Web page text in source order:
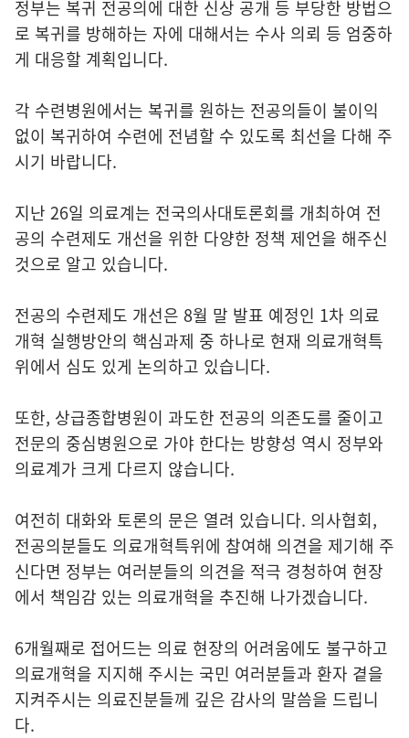
정부는 복귀 전공의에 대한 신상 공개 등 부당한 방법으
로 복귀를 방해하는 자에 대해서는 수사 의뢰 등 엄중하
게 대응할 계획입니다.
각 수련병원에서는 복귀를 원하는 전공의들이 불이익
없이 복귀하여 수련에 전념할 수 있도록 최선을 다해 주
시기 바랍니다.
지난 26일 의료계는 전국의사대토론회를 개최하여 전
공의 수련제도 개선을 위한 다양한 정책 제언을 해주신
것으로 알고 있습니다.
전공의 수련제도 개선은 8월 말 발표 예정인 1차 의료
개혁 실행방안의 핵심과제 중 하나로 현재 의료개혁특
위에서 심도 있게 논의하고 있습니다.
또한, 상급종합병원이 과도한 전공의 의존도를 줄이고
전문의 중심병원으로 가야 한다는 방향성 역시 정부와
의료계가 크게 다르지 않습니다.
여전히 대화와 토론의 문은 열려 있습니다. 의사협회,
전공의분들도 의료개혁특위에 참여해 의견을 제기해 주
신다면 정부는 여러분들의 의견을 적극 경청하여 현장
에서 책임감 있는 의료개혁을 추진해 나가겠습니다.
6개월째로 접어드는 의료 현장의 어려움에도 불구하고
의료개혁을 지지해 주시는 국민 여러분들과 환자 곁을
지켜주시는 의료진분들께 깊은 감사의 말씀을 드립니
다.